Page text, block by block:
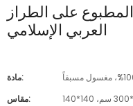
على الطراز
العربي الإسلامي
مادة:
مقاس:
140*140 سم، 220*220 سم، 150*250 سم، 170*300 سم،